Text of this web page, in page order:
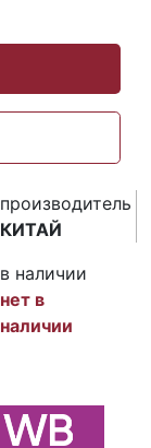
производитель
КИТАЙ
в наличии
нет в
наличии